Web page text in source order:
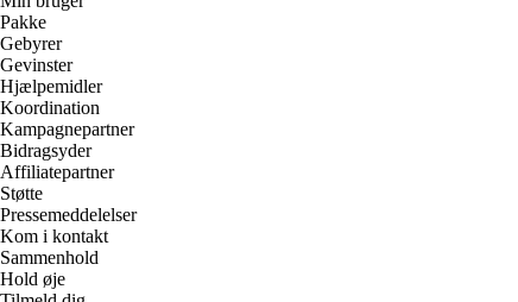
Pakke
Gebyrer
Gevinster
Hjælpemidler
Koordination
Kampagnepartner
Bidragsyder
Affiliatepartner
Støtte
Pressemeddelelser
Kom i kontakt
Sammenhold
Hold øje